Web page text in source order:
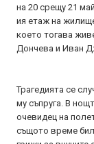
на 20 срещу 21
ия етаж на
което тогава
Дончева и Иван
Трагедията се
му съпруга. В
очевидец на
същото време